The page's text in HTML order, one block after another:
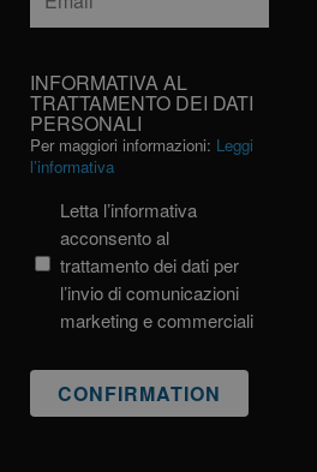
INFORMATIVA
AL
TRATTAMENTO
DEI
DATI
PERSONALI
INFORMATIVA AL
TRATTAMENTO DEI DATI
PERSONALI
Per maggiori informazioni: Leggi
l’informativa
Letta l’informativa
acconsento al
trattamento dei dati per
l’invio di comunicazioni
marketing e commerciali